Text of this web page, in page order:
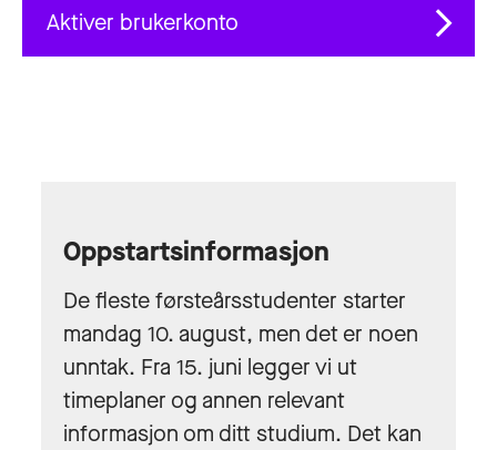
Aktiver brukerkonto
Oppstartsinformasjon
De fleste førsteårsstudenter starter
mandag 10. august, men det er noen
unntak. Fra 15. juni legger vi ut
timeplaner og annen relevant
informasjon om ditt studium. Det kan